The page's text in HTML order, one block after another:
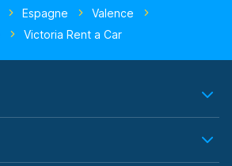
Espagne
Valence
Victoria Rent a Car